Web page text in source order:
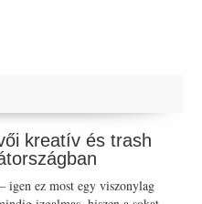
kreatív és trash
ez most egy viszonylag